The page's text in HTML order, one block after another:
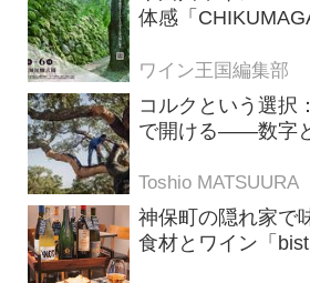
体感「
ワイン王国編集部
コルクという選択
で開ける——数字
Toshio MATSUURA
神保町の隠れ家で
食材とワイン「